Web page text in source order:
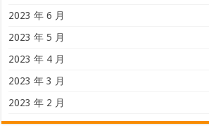
2023 年 6 月
2023 年 5 月
2023 年 4 月
2023 年 3 月
2023 年 2 月